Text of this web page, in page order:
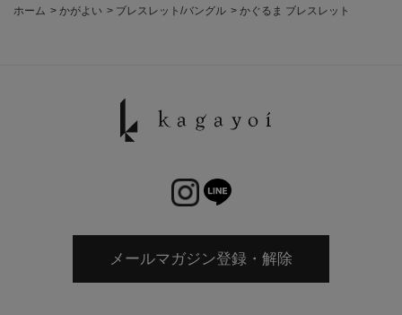
ホーム > かがよい > ブレスレット/バングル > かぐるま ブレスレット
メールマガジン登録・解除